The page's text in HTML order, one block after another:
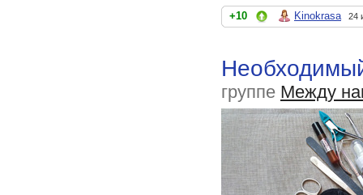
+10 Kinokrasa 24
группе Между